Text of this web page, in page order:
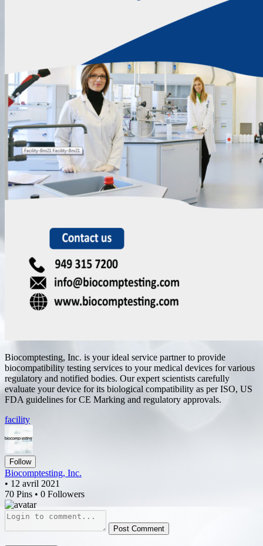
Biocomptesting, Inc. is your ideal service partner to provide
biocompatibility testing services to your medical devices for various
regulatory and notified bodies. Our expert scientists carefully
evaluate your device for its biological compatibility as per ISO, US
FDA guidelines for CE Marking and regulatory approvals.
facility
Follow
Biocomptesting, Inc.
• 12 avril 2021
70 Pins • 0 Followers
Post Comment